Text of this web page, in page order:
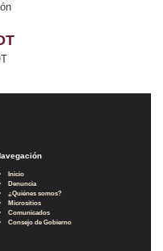
Inicio
Denuncia
¿Quiénes somos?
Micrositios
Comunicados
Consejo de Gobierno